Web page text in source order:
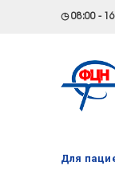
◷ 08:00 -
Для